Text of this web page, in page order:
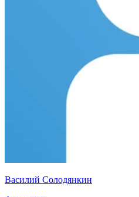
Василий Солодянкин